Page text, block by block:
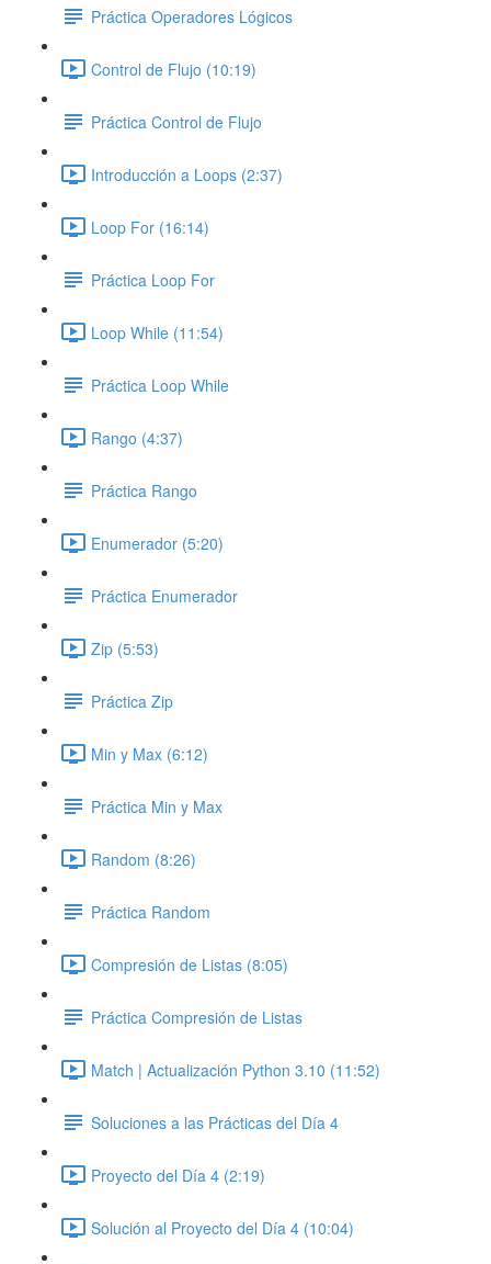
Práctica Operadores Lógicos
Control de Flujo (10:19)
Práctica Control de Flujo
Introducción a Loops (2:37)
Loop For (16:14)
Práctica Loop For
Loop While (11:54)
Práctica Loop While
Rango (4:37)
Práctica Rango
Enumerador (5:20)
Práctica Enumerador
Zip (5:53)
Práctica Zip
Min y Max (6:12)
Práctica Min y Max
Random (8:26)
Práctica Random
Compresión de Listas (8:05)
Práctica Compresión de Listas
Match | Actualización Python 3.10 (11:52)
Soluciones a las Prácticas del Día 4
Proyecto del Día 4 (2:19)
Solución al Proyecto del Día 4 (10:04)